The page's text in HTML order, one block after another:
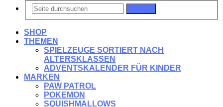
SHOP
THEMEN
SPIELZEUGE SORTIERT NACH
ALTERSKLASSEN
ADVENTSKALENDER FÜR KINDER
MARKEN
PAW PATROL
POKEMON
SQUISHMALLOWS